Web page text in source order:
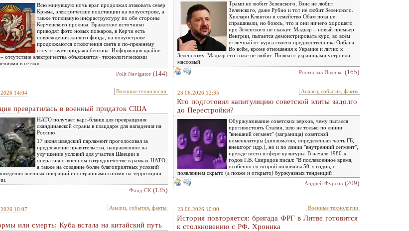
Всю минувшую ночь враг продолжал атаковать север
Крыма, электрические подстанции на полуострове, а
также топливную инфраструктуру по обе стороны
Керченского пролива. Вражеские источники
приводят фото новых пожаров, в Керчи есть
повреждения жилого фонда, на полуострове
продолжаются отключения света и по-прежнему
отсутствует продажа бензина. Информация крайне
отсутствие электричества объясняется «технологическими
в сетях»
Polit Navigator (144)
Трамп не любит Зеленского, Вэнс не любит
Зеленского, даже Рубио и тот не любит Зеленского.
Хиллари Клинтон и семейство Обам пока не
спрашивали, но боюсь, что и они ничего хорошего
про Зеленского не скажут. Мадьяр – новый премьер
Венгрии, пытается демонстрировать курс, во всём
отличный от курса своего предшественника Орбана.
Во всём, кроме отношения к Украине и лично к
Зеленскому. Мадьяр его тоже не любит. Поляки с украинцами устроили
массовый
Ростислав Ищенко (165)
14:04 Военные технологии
превратилась в военный придаток США
НАТО получает карт-бланш для превращения
скандинавской страны в плацдарм для нападения на
Россию
17 июня шведский парламент проголосовал за
предложение правительства, направленное на
улучшение условий для участия Швеции в
оперативно-военном сотрудничестве в рамках НАТО,
а также на создание более благоприятных условий
военных операций иностранными силами на территории
Фонд СК (135)
23.06.2026 12:35 Анализ, события, факты
Кто подготовил капитуляцию советской элиты задолго
до Перестройки?
Обуржуазивание советских верхов, чему пытался
противостоять Сталин, шло не только по линии
"внешний сегмент" (заграница) советской
номенклатуры (дипломатия, определённая часть ГБ,
внешторг идр.), но и по линии "внутренний сегмент",
прежде всего в сфере культуры. В начале 1980-х
годов Г.В. Свиридов писал: "В послевоенное время,
особенно со второй половины 50-х годов, с
появлением скрыто (а позже и открыто) буржуазных тенденций
Андрей Фурсов (209)
10:07 Анализ, события, факты
или смерть: Куба встала на китайский путь
23.06.2026 10:00 Военные технологии
История повторяется: бригада ФРГ в Литве готовится
к столкновению с РФ. Хроника